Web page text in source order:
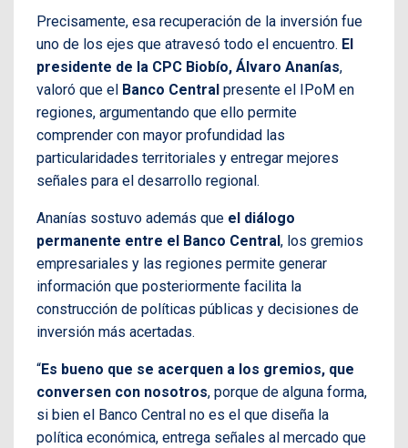
Precisamente, esa recuperación de la inversión fue
uno de los ejes que atravesó todo el encuentro. El
presidente de la CPC Biobío, Álvaro Ananías,
valoró que el Banco Central presente el IPoM en
regiones, argumentando que ello permite
comprender con mayor profundidad las
particularidades territoriales y entregar mejores
señales para el desarrollo regional.
Ananías sostuvo además que el diálogo
permanente entre el Banco Central , los gremios
empresariales y las regiones permite generar
información que posteriormente facilita la
construcción de políticas públicas y decisiones de
inversión más acertadas.
“Es bueno que se acerquen a los gremios, que
conversen con nosotros, porque de alguna forma,
si bien el Banco Central no es el que diseña la
política económica, entrega señales al mercado que